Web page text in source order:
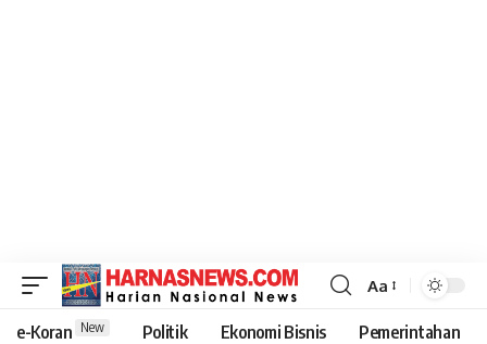
Aa
e-Koran New Politik Ekonomi Bisnis Pemerintahan